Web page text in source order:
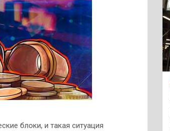
блоки, и такая ситуация